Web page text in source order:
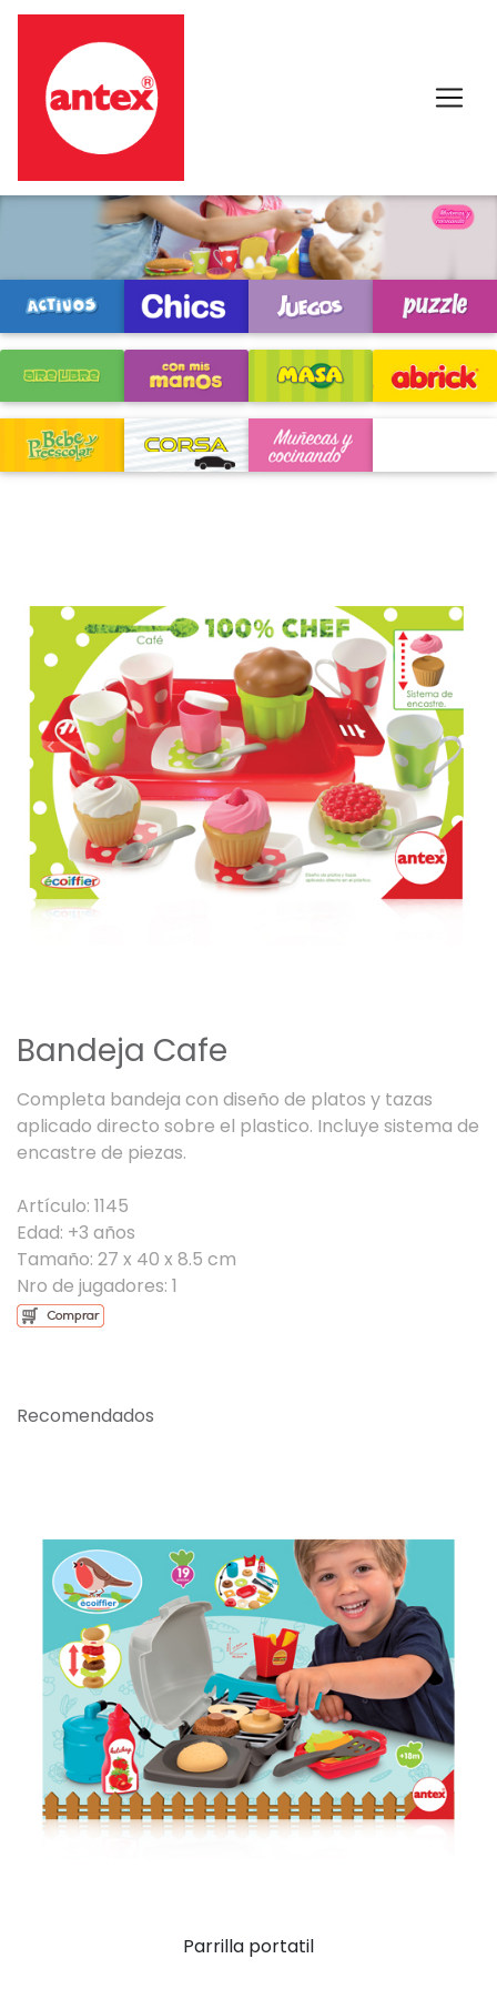
Previous Next
Bandeja Cafe
Completa bandeja con diseño de platos y tazas
aplicado directo sobre el plastico. Incluye sistema de
encastre de piezas.
Artículo: 1145
Edad: +3 años
Tamaño: 27 x 40 x 8.5 cm
Nro de jugadores: 1
Recomendados
Parrilla portatil